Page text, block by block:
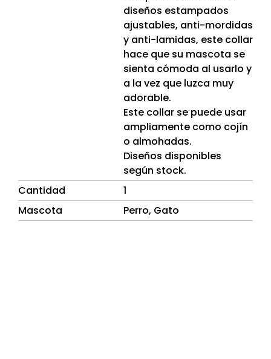
diseños estampados
ajustables, anti-mordidas
y anti-lamidas, este collar
hace que su mascota se
sienta cómoda al usarlo y
a la vez que luzca muy
adorable.
Este collar se puede usar
ampliamente como cojín
o almohadas.
Diseños disponibles
según stock.
Cantidad
1
Mascota
Perro, Gato